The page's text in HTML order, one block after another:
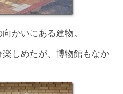
かいにある建物。
しめたが、博物館もなか